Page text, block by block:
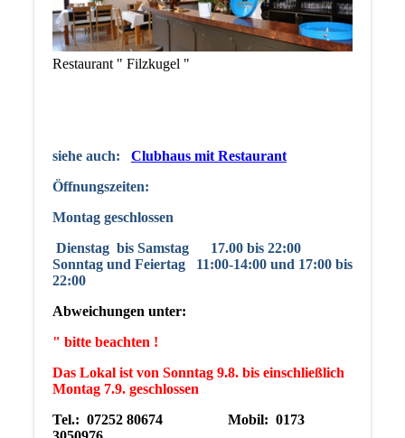
Restaurant " Filzkugel "
siehe auch: Clubhaus mit Restaurant
Öffnungszeiten:
Montag geschlossen
Dienstagbis Samstag 17.00 bis 22:00
Sonntag und Feiertag 11:00-14:00 und 17:00 bis
22:00
Abweichungen unter:
" bitte beachten !
Das Lokal ist von Sonntag 9.8. bis einschließlich
Montag 7.9. geschlossen
Tel.: 07252 80674 Mobil: 0173